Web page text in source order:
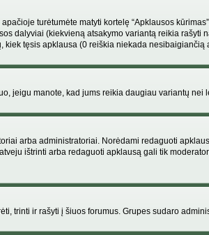
turėtumėte matyti kortelę “Apklausos
dalyviai (kiekvieną atsakymo variantą reikia
tęsis apklausa (0 reiškia niekada
jeigu manote, kad jums reikia daugiau variantų nei
arba administratoriai. Norėdami redaguoti
ištrinti arba redaguoti apklausą gali tik
trinti ir rašyti į šiuos forumus. Grupes sudaro